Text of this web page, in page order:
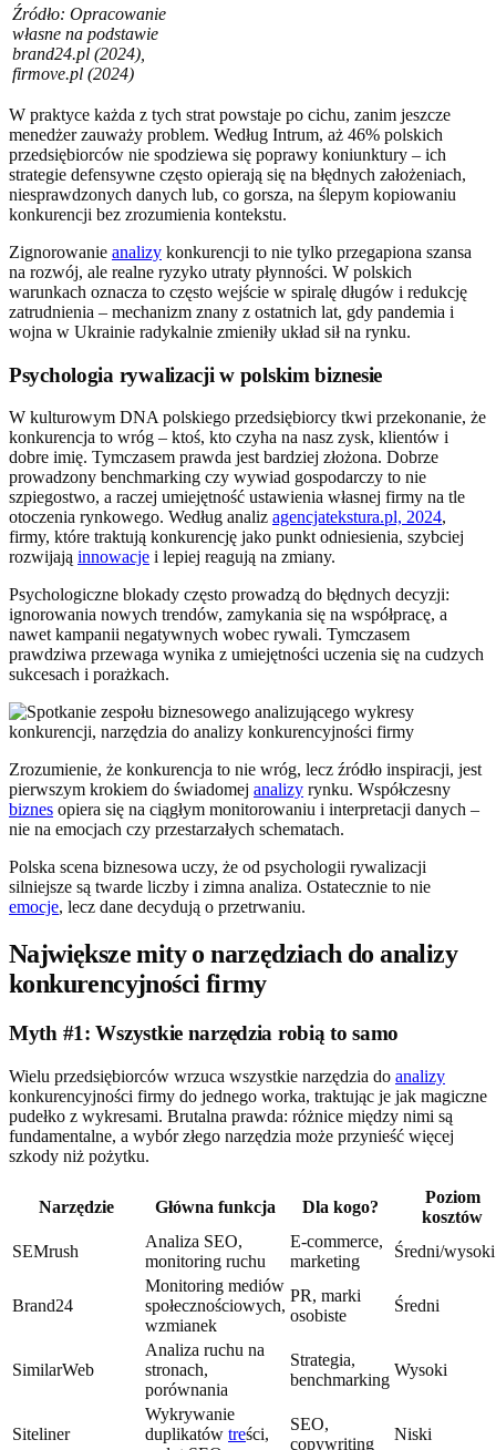
Źródło: Opracowanie
własne na podstawie
brand24.pl (2024),
firmove.pl (2024)
W praktyce każda z tych strat powstaje po cichu, zanim jeszcze
menedżer zauważy problem. Według Intrum, aż 46% polskich
przedsiębiorców nie spodziewa się poprawy koniunktury – ich
strategie defensywne często opierają się na błędnych założeniach,
niesprawdzonych danych lub, co gorsza, na ślepym kopiowaniu
konkurencji bez zrozumienia kontekstu.
Zignorowanie analizy konkurencji to nie tylko przegapiona szansa
na rozwój, ale realne ryzyko utraty płynności. W polskich
warunkach oznacza to często wejście w spiralę długów i redukcję
zatrudnienia – mechanizm znany z ostatnich lat, gdy pandemia i
wojna w Ukrainie radykalnie zmieniły układ sił na rynku.
Psychologia rywalizacji w polskim biznesie
W kulturowym DNA polskiego przedsiębiorcy tkwi przekonanie, że
konkurencja to wróg – ktoś, kto czyha na nasz zysk, klientów i
dobre imię. Tymczasem prawda jest bardziej złożona. Dobrze
prowadzony benchmarking czy wywiad gospodarczy to nie
szpiegostwo, a raczej umiejętność ustawienia własnej firmy na tle
otoczenia rynkowego. Według analiz agencjatekstura.pl, 2024,
firmy, które traktują konkurencję jako punkt odniesienia, szybciej
rozwijają innowacje i lepiej reagują na zmiany.
Psychologiczne blokady często prowadzą do błędnych decyzji:
ignorowania nowych trendów, zamykania się na współpracę, a
nawet kampanii negatywnych wobec rywali. Tymczasem
prawdziwa przewaga wynika z umiejętności uczenia się na cudzych
sukcesach i porażkach.
Zrozumienie, że konkurencja to nie wróg, lecz źródło inspiracji, jest
pierwszym krokiem do świadomej analizy rynku. Współczesny
biznes opiera się na ciągłym monitorowaniu i interpretacji danych –
nie na emocjach czy przestarzałych schematach.
Polska scena biznesowa uczy, że od psychologii rywalizacji
silniejsze są twarde liczby i zimna analiza. Ostatecznie to nie
emocje, lecz dane decydują o przetrwaniu.
Największe mity o narzędziach do analizy
konkurencyjności firmy
Myth #1: Wszystkie narzędzia robią to samo
Wielu przedsiębiorców wrzuca wszystkie narzędzia do analizy
konkurencyjności firmy do jednego worka, traktując je jak magiczne
pudełko z wykresami. Brutalna prawda: różnice między nimi są
fundamentalne, a wybór złego narzędzia może przynieść więcej
szkody niż pożytku.
Narzędzie Główna funkcja Dla kogo?
Poziom
kosztów
SEMrush
Analiza SEO,
monitoring ruchu
E-commerce,
marketing
Średni/wysoki
Brand24
Monitoring mediów
społecznościowych,
wzmianek
PR, marki
osobiste
Średni
SimilarWeb
Analiza ruchu na
stronach,
porównania
Strategia,
benchmarking
Wysoki
Siteliner
Wykrywanie
duplikatów treści,
SEO,
copywriting
Niski